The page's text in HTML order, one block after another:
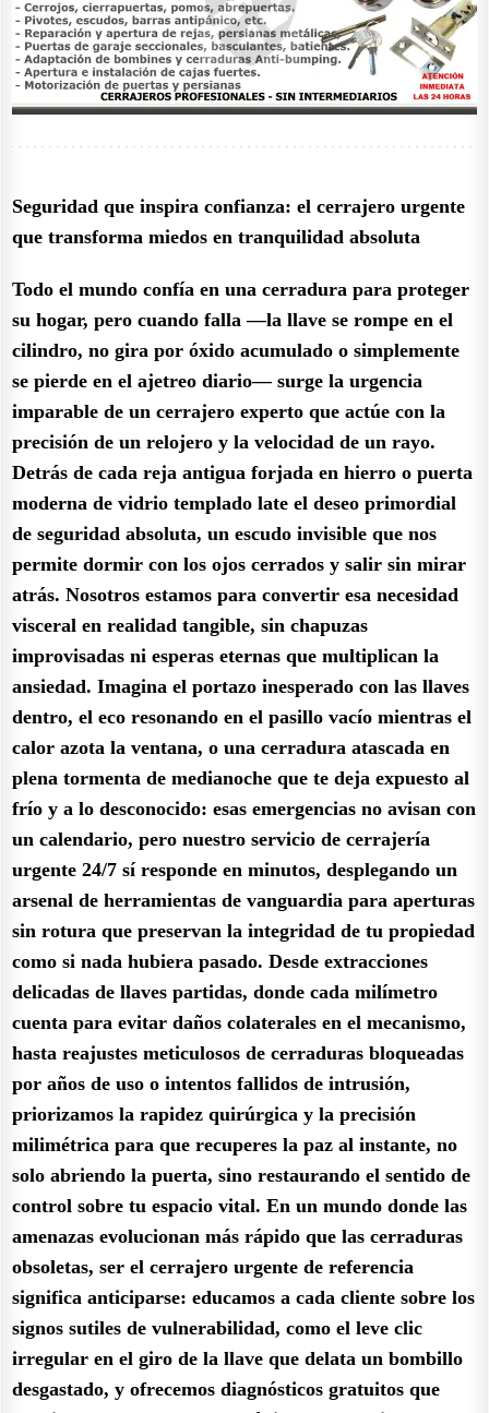
Seguridad que inspira confianza: el cerrajero urgente
que transforma miedos en tranquilidad absoluta
Todo el mundo confía en una cerradura para proteger
su hogar, pero cuando falla —la llave se rompe en el
cilindro, no gira por óxido acumulado o simplemente
se pierde en el ajetreo diario— surge la urgencia
imparable de un cerrajero experto que actúe con la
precisión de un relojero y la velocidad de un rayo.
Detrás de cada reja antigua forjada en hierro o puerta
moderna de vidrio templado late el deseo primordial
de seguridad absoluta, un escudo invisible que nos
permite dormir con los ojos cerrados y salir sin mirar
atrás. Nosotros estamos para convertir esa necesidad
visceral en realidad tangible, sin chapuzas
improvisadas ni esperas eternas que multiplican la
ansiedad. Imagina el portazo inesperado con las llaves
dentro, el eco resonando en el pasillo vacío mientras el
calor azota la ventana, o una cerradura atascada en
plena tormenta de medianoche que te deja expuesto al
frío y a lo desconocido: esas emergencias no avisan con
un calendario, pero nuestro servicio de cerrajería
urgente 24/7 sí responde en minutos, desplegando un
arsenal de herramientas de vanguardia para aperturas
sin rotura que preservan la integridad de tu propiedad
como si nada hubiera pasado. Desde extracciones
delicadas de llaves partidas, donde cada milímetro
cuenta para evitar daños colaterales en el mecanismo,
hasta reajustes meticulosos de cerraduras bloqueadas
por años de uso o intentos fallidos de intrusión,
priorizamos la rapidez quirúrgica y la precisión
milimétrica para que recuperes la paz al instante, no
solo abriendo la puerta, sino restaurando el sentido de
control sobre tu espacio vital. En un mundo donde las
amenazas evolucionan más rápido que las cerraduras
obsoletas, ser el cerrajero urgente de referencia
significa anticiparse: educamos a cada cliente sobre los
signos sutiles de vulnerabilidad, como el leve clic
irregular en el giro de la llave que delata un bombillo
desgastado, y ofrecemos diagnósticos gratuitos que